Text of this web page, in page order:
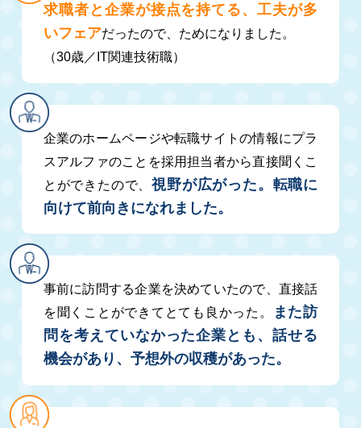
求職者と企業が接点を持てる、工夫が多
いフェアだったので、ためになりました。
（30歳／IT関連技術職）
企業のホームページや転職サイトの情報にプラ
スアルファのことを採用担当者から直接聞くこ
とができたので、視野が広がった。転職に
向けて前向きになれました。
事前に訪問する企業を決めていたので、直接話
を聞くことができてとても良かった。
また訪
問を考えていなかった企業とも、話せる
機会があり、予想外の収穫があった。